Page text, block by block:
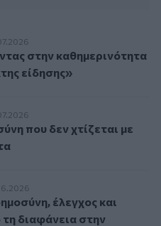
στην καθημερινότητα της
στην καθημερινότητα
είδησης»
που δεν χτίζεται με
που δεν χτίζεται με
έλεγχος και ηθική-
έλεγχος και
διαφάνεια στην